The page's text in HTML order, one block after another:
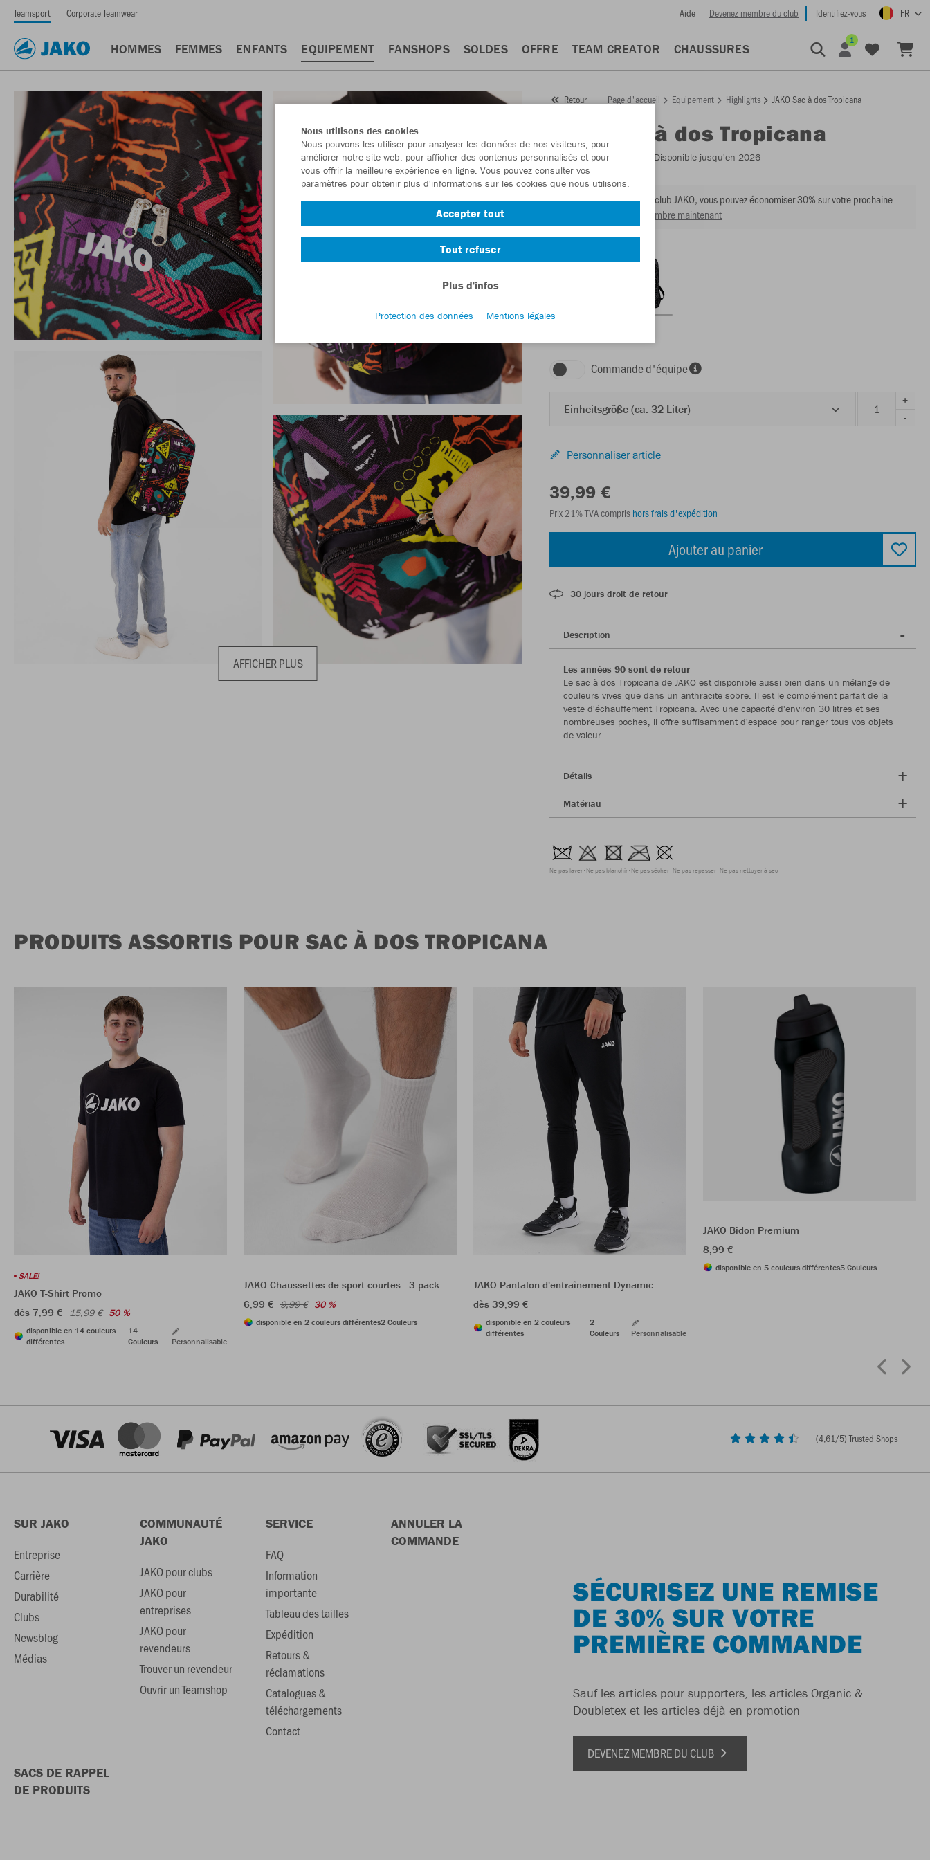
Teamsport Corporate Teamwear Aide Devenez membre du club Identifiez-vous FR
HOMMES FEMMES ENFANTS EQUIPEMENT FANSHOPS SOLDES OFFRE TEAM CREATOR CHAUSSURES
1
AFFICHER PLUS
Retour Page d'accueil Equipement Highlights JAKO Sac à dos Tropicana
Sac à dos Tropicana
Numéro d’article: - Disponible jusqu'en 2026
En tant que membre du club JAKO, vous pouvez économiser 30% sur votre prochaine
Devenir membre maintenant
Commande d'équipe
Einheitsgröße (ca. 32 Liter)
+
-
Personnaliser article
39,99 €
Prix 21% TVA compris hors frais d'expédition
Ajouter au panier
30 jours droit de retour
Description
Les années 90 sont de retour
Le sac à dos Tropicana de JAKO est disponible aussi bien dans un mélange de
couleurs vives que dans un anthracite sobre. Il est le complément parfait de la
veste d'échauffement Tropicana. Avec une capacité d'environ 30 litres et ses
nombreuses poches, il offre suffisamment d'espace pour ranger tous vos objets
de valeur.
Détails
Matériau
Ne pas laver Ne pas blanchir Ne pas sécher Ne pas repasser Ne pas nettoyer à sec
PRODUITS ASSORTIS POUR SAC À DOS TROPICANA
SALE!
JAKO T-Shirt Promo
dès 7,99 € 15,99 € 50 %
disponible en 14 couleurs
différentes
14
Couleurs
Personnalisable
JAKO Chaussettes de sport courtes - 3-pack
6,99 € 9,99 € 30 %
disponible en 2 couleurs différentes2 Couleurs
JAKO Pantalon d'entraînement Dynamic
dès 39,99 €
disponible en 2 couleurs
différentes
2
Couleurs
Personnalisable
JAKO Bidon Premium
8,99 €
disponible en 5 couleurs différentes5 Couleurs
(4,61/5) Trusted Shops
SUR JAKO
Entreprise
Carrière
Durabilité
Clubs
Newsblog
Médias
COMMUNAUTÉ
JAKO
JAKO pour clubs
JAKO pour
entreprises
JAKO pour
revendeurs
Trouver un revendeur
Ouvrir un Teamshop
SERVICE
FAQ
Information
importante
Tableau des tailles
Expédition
Retours &
réclamations
Catalogues &
téléchargements
Contact
ANNULER LA
COMMANDE
SACS DE RAPPEL
DE PRODUITS
SÉCURISEZ UNE REMISE
DE 30% SUR VOTRE
PREMIÈRE COMMANDE
Sauf les articles pour supporters, les articles Organic &
Doubletex et les articles déjà en promotion
DEVENEZ MEMBRE DU CLUB
Nous utilisons des cookies
Nous pouvons les utiliser pour analyser les données de nos visiteurs, pour
améliorer notre site web, pour afficher des contenus personnalisés et pour
vous offrir la meilleure expérience en ligne. Vous pouvez consulter vos
paramètres pour obtenir plus d'informations sur les cookies que nous utilisons.
Accepter tout
Tout refuser
Plus d'infos
Protection des données Mentions légales